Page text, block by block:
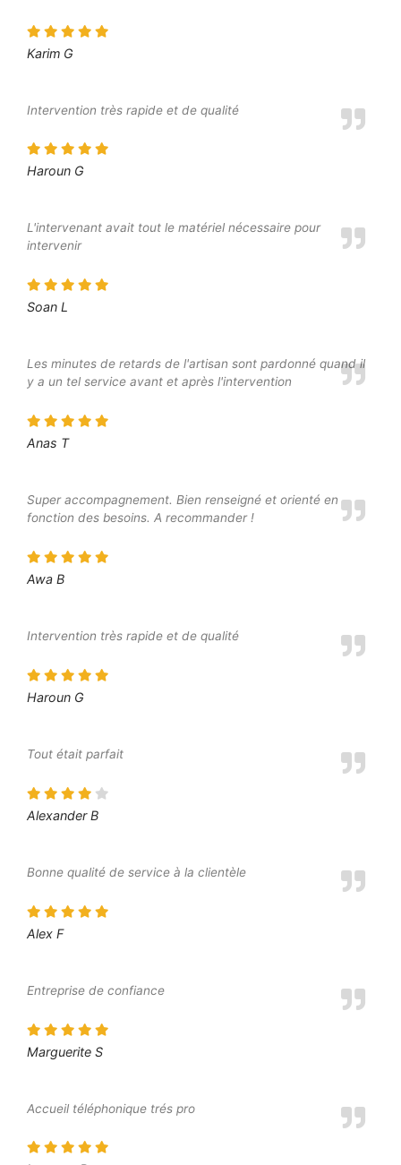
Karim G
Intervention très rapide et de qualité
Haroun G
L'intervenant avait tout le matériel nécessaire pour
intervenir
Soan L
Les minutes de retards de l'artisan sont pardonné quand il
y a un tel service avant et après l'intervention
Anas T
Super accompagnement. Bien renseigné et orienté en
fonction des besoins. A recommander !
Awa B
Intervention très rapide et de qualité
Haroun G
Tout était parfait
Alexander B
Bonne qualité de service à la clientèle
Alex F
Entreprise de confiance
Marguerite S
Accueil téléphonique trés pro